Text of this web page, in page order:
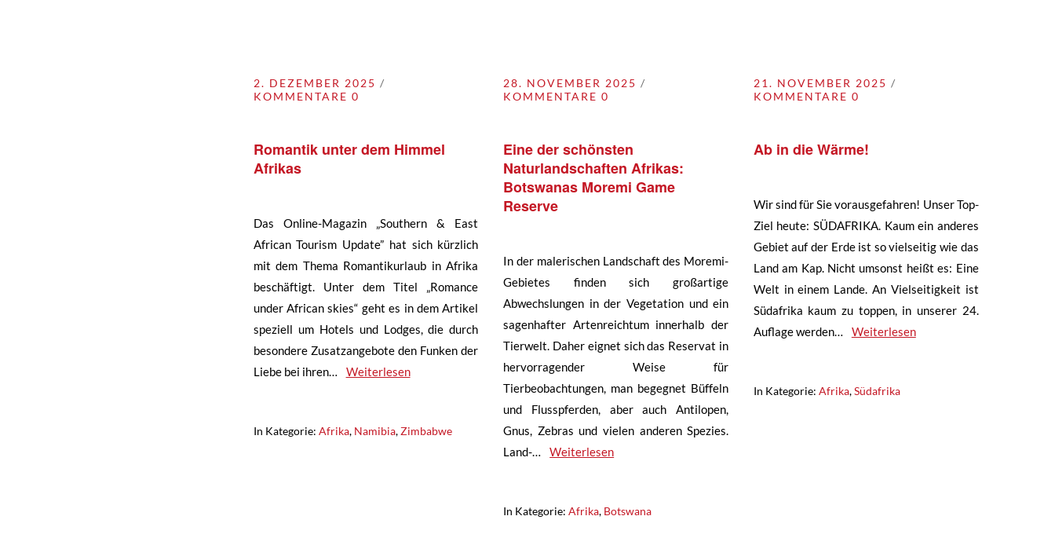
2. DEZEMBER 2025
KOMMENTARE 0
Romantik unter dem Himmel
Afrikas
Das Online-Magazin „Southern & East
African Tourism Update” hat sich kürzlich
mit dem Thema Romantikurlaub in Afrika
beschäftigt. Unter dem Titel „Romance
under African skies“ geht es in dem Artikel
speziell um Hotels und Lodges, die durch
besondere Zusatzangebote den Funken der
Liebe bei ihren…
Weiterlesen
In Kategorie: Afrika, Namibia,Zimbabwe
28. NOVEMBER 2025
KOMMENTARE 0
Eine der schönsten
Naturlandschaften Afrikas:
Botswanas Moremi Game
Reserve
In der malerischen Landschaft des Moremi-
Gebietes finden sich großartige
Abwechslungen in der Vegetation und ein
sagenhafter Artenreichtum innerhalb der
Tierwelt. Daher eignet sich das Reservat in
hervorragender Weise für
Tierbeobachtungen, man begegnet Büffeln
und Flusspferden, aber auch Antilopen,
Gnus, Zebras und vielen anderen Spezies.
Land-…
Weiterlesen
In Kategorie:Afrika, Botswana
21. NOVEMBER 2025
KOMMENTARE 0
Ab in die Wärme!
Wir sind für Sie vorausgefahren! Unser Top-
Ziel heute: SÜDAFRIKA. Kaum ein anderes
Gebiet auf der Erde ist so vielseitig wie das
Land am Kap. Nicht umsonst heißt es: Eine
Welt in einem Lande. An Vielseitigkeit ist
Südafrika kaum zu toppen, in unserer 24.
Auflage werden…
Weiterlesen
In Kategorie: Afrika,Südafrika